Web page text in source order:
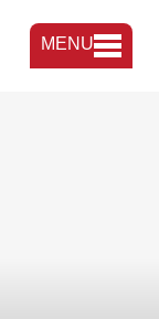
MENU